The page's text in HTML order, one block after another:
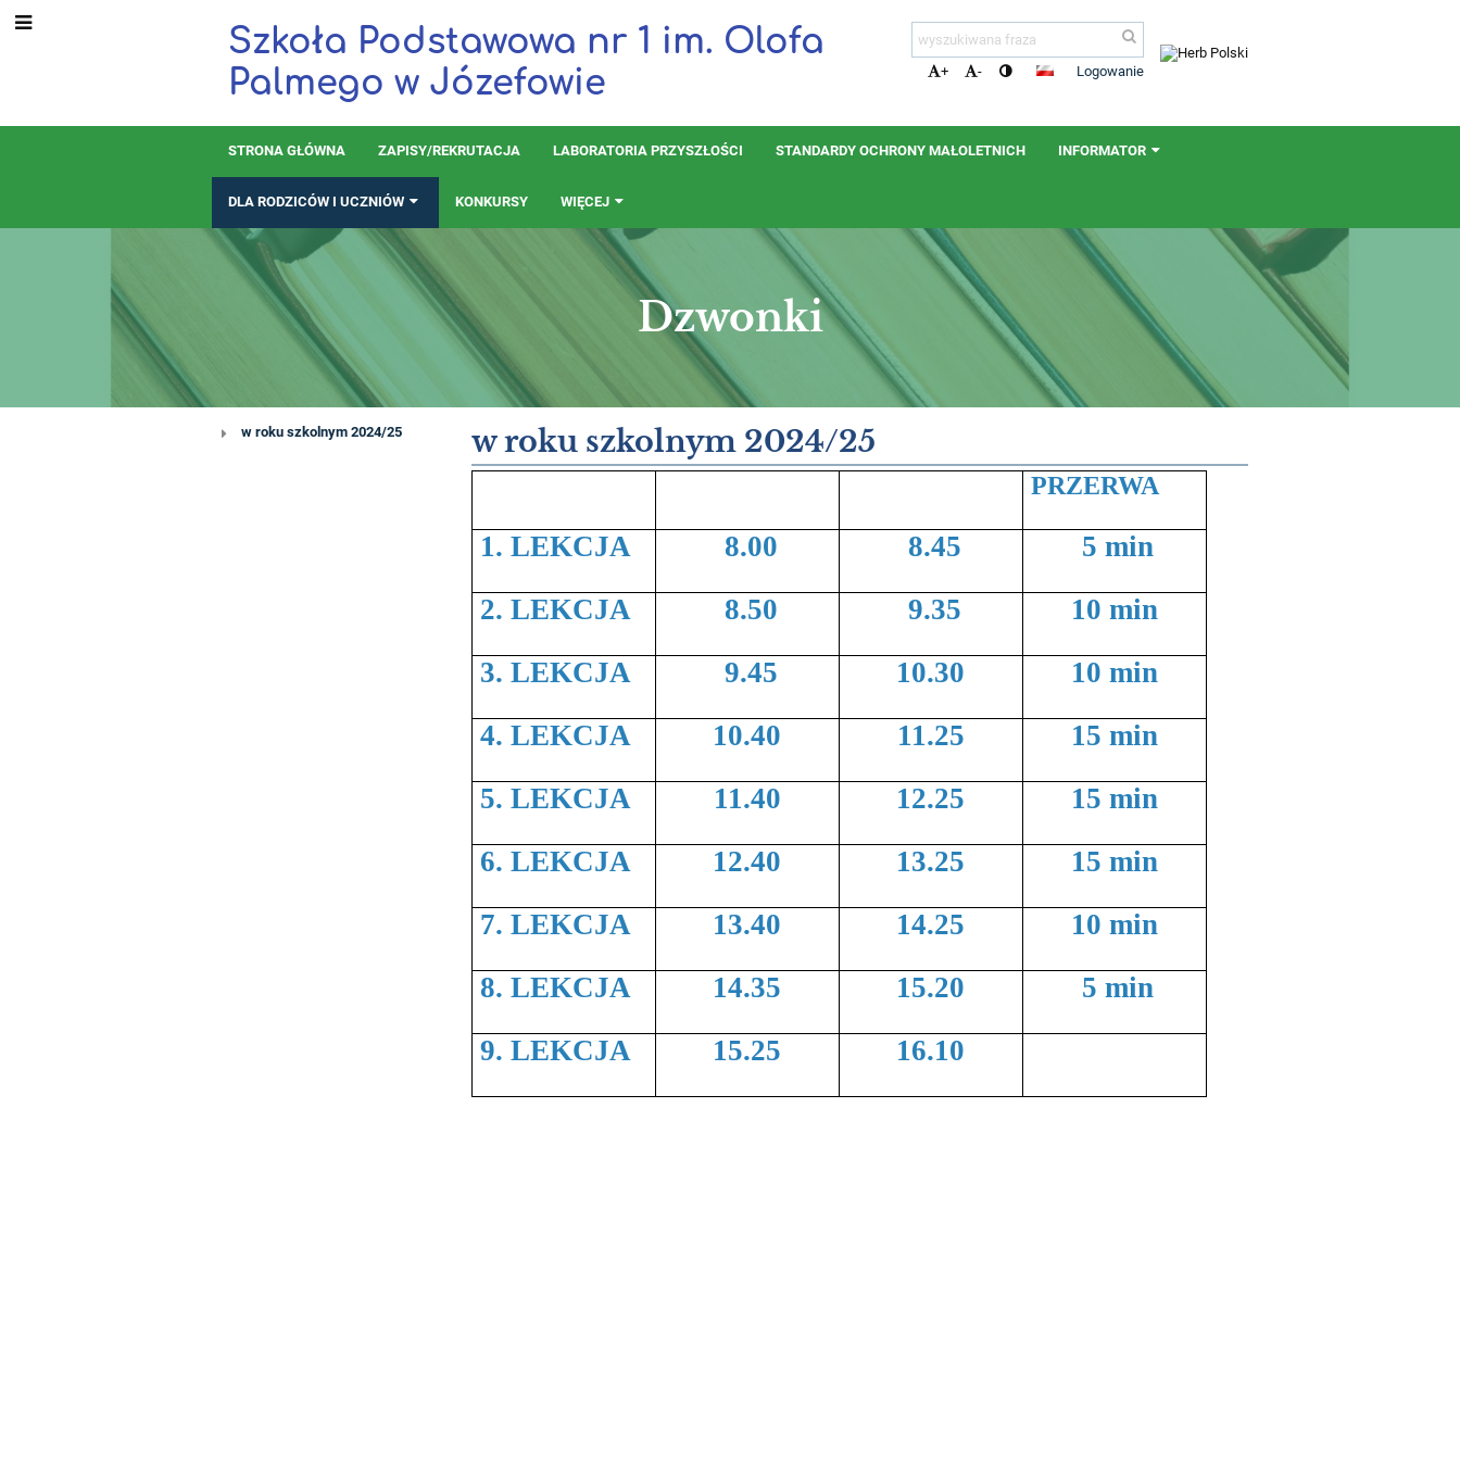
Szkoła Podstawowa nr 1 im. Olofa
Palmego w Józefowie
+ - Logowanie
STRONA GŁÓWNA ZAPISY/REKRUTACJA LABORATORIA PRZYSZŁOŚCI STANDARDY OCHRONY MAŁOLETNICH INFORMATOR
DLA RODZICÓW I UCZNIÓW KONKURSY WIĘCEJ
Dzwonki
Dzwonki
w roku szkolnym 2024/25 w roku szkolnym 2024/25
PRZERWA
1. LEKCJA 8.00 8.45
5 min
2. LEKCJA
8.50 9.35
10 min
3. LEKCJA
9.45 10.30
10 min
4. LEKCJA
10.40 11.25
15 min
5. LEKCJA
11.40 12.25
15 min
6. LEKCJA
12.40 13.25
15 min
7. LEKCJA
13.40 14.25
10 min
8. LEKCJA
14.35 15.20
5 min
9. LEKCJA
15.25 16.10